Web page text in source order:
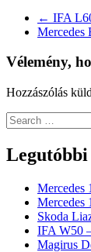
← IFA
Mercedes
Vélemény,
Hozzászólás
Legutóbbi
Mercedes
Mercedes
Skoda
IFA W50
Magirus